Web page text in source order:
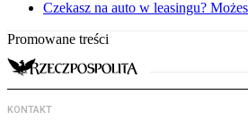
Czekasz na auto w leasingu?
Promowane treści
KONTAKT